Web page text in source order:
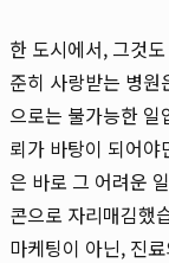
한 도시에서, 그것
준히 사랑받는 병
으로는 불가능한 일
뢰가 바탕이 되어
은 바로 그 어려운
콘으로 자리매김했
마케팅이 아닌, 진